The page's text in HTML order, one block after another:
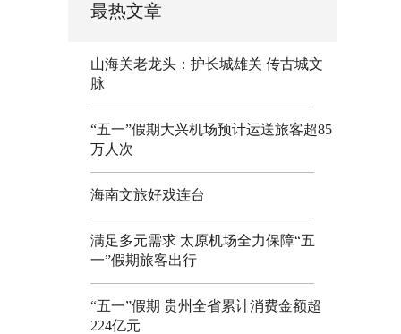
最热文章
山海关老龙头：护长城雄关 传古城文
脉
“五一”假期大兴机场预计运送旅客超85
万人次
海南文旅好戏连台
满足多元需求 太原机场全力保障“五
一”假期旅客出行
“五一”假期 贵州全省累计消费金额超
224亿元